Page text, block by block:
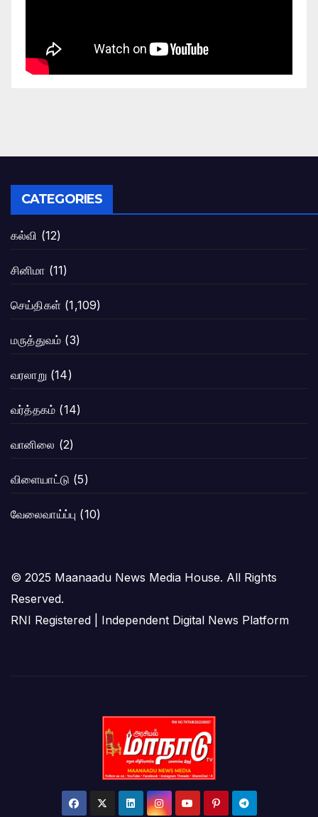
CATEGORIES
கல்வி (12)
சினிமா (11)
செய்திகள் (1,109)
மருத்துவம் (3)
வரலாறு (14)
வர்த்தகம் (14)
வானிலை (2)
விளையாட்டு (5)
வேலைவாய்ப்பு (10)
© 2025 Maanaadu News Media House. All Rights
Reserved.
RNI Registered | Independent Digital News Platform